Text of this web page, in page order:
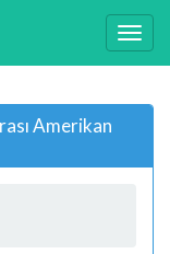
Amerikan